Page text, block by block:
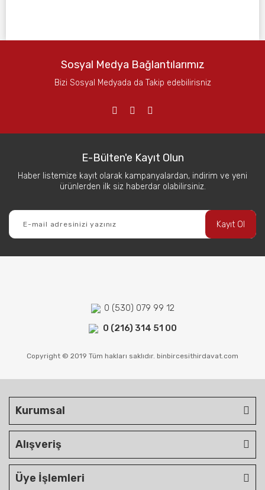
Sosyal Medya Bağlantılarımız
Bizi Sosyal Medyada da Takip edebilirisniz
E-Bülten'e Kayıt Olun
Haber listemize kayıt olarak kampanyalardan, indirim ve yeni
ürünlerden ilk siz haberdar olabilirsiniz.
Kayıt Ol
0 (530) 079 99 12
0 (216) 314 51 00
Copyright © 2019 Tüm hakları saklıdır. binbircesithirdavat.com
Kurumsal
Alışveriş
Üye İşlemleri